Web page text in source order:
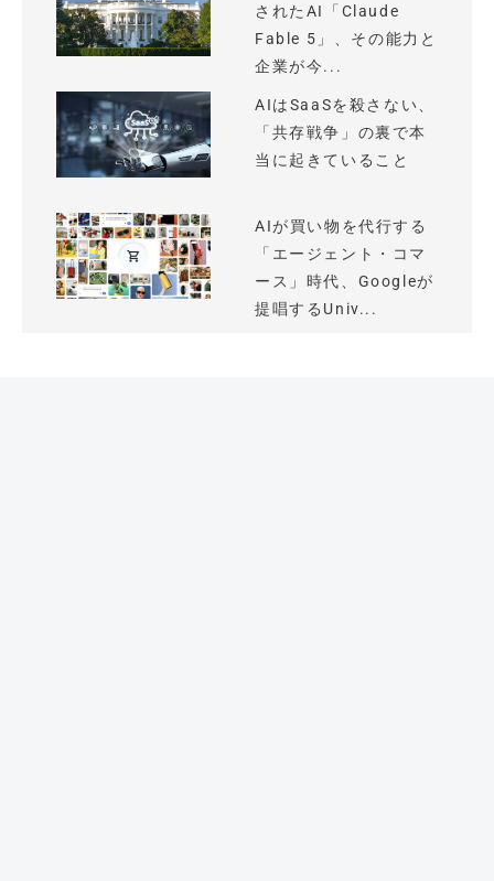
されたAI「Claude
Fable 5」、その能力と
企業が今...
AIはSaaSを殺さない、
「共存戦争」の裏で本
当に起きていること
AIが買い物を代行する
「エージェント・コマ
ース」時代、Googleが
提唱するUniv...